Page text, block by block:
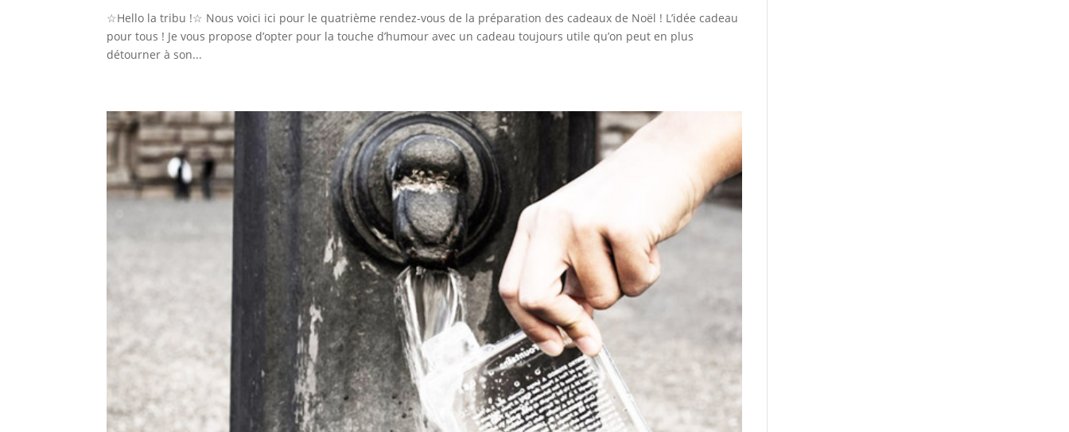
☆Hello la tribu !☆ Nous voici ici pour le quatrième rendez-vous de la préparation des cadeaux de Noël ! L’idée cadeau
pour tous ! Je vous propose d’opter pour la touche d’humour avec un cadeau toujours utile qu’on peut en plus
détourner à son...